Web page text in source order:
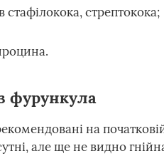
стафілокока, стрептокока;
фурункула
на
але ще не видно